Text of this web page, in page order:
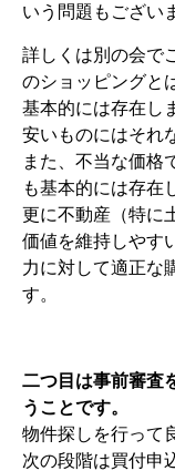
いう問題もござい
詳しくは別の会で
のショッピングと
基本的には存在し
安いものにはそれ
また、不当な価格
も基本的には存在
更に不動産（特に
価値を維持しやす
力に対して適正な
す。
二つ目は事前審査
うことです。
物件探しを行って
次の段階は買付申